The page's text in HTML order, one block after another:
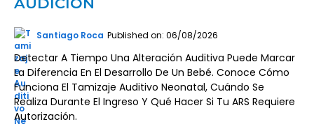
Santiago Roca Published on: 06/08/2026
Detectar A Tiempo Una Alteración Auditiva Puede Marcar
La Diferencia En El Desarrollo De Un Bebé. Conoce Cómo
Funciona El Tamizaje Auditivo Neonatal, Cuándo Se
Realiza Durante El Ingreso Y Qué Hacer Si Tu ARS Requiere
Autorización.